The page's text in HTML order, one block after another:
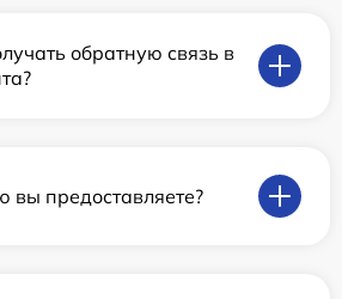
обратную связь в
вы предоставляете?